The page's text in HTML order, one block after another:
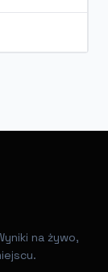
na żywo,